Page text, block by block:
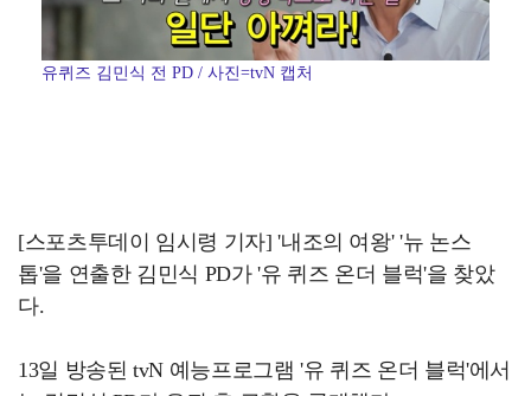
유퀴즈 김민식 전 PD / 사진=tvN 캡처
[스포츠투데이 임시령 기자] '내조의 여왕' '뉴 논스
톱'을 연출한 김민식 PD가 '유 퀴즈 온더 블럭'을 찾았
다.
13일 방송된 tvN 예능프로그램 '유 퀴즈 온더 블럭'에서